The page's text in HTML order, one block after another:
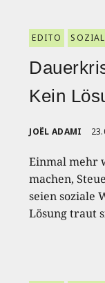
EDITO
Kein
JOËL ADAMI
Einmal mehr
machen,
seien soziale
Lösung traut